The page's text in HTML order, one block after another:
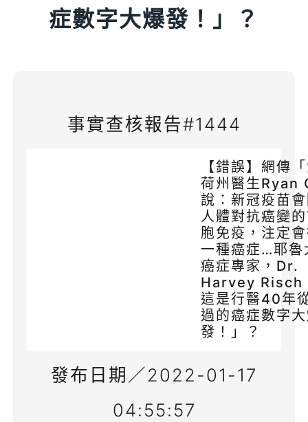
症數字大爆發！」？
事實查核報告#1444
【錯誤】網傳
荷州醫生Ryan
說：新冠疫苗
人體對抗癌變
胞免疫，注定
一種癌症…耶魯
癌症專家，Dr.
Harvey Risch
這是行醫40年
過的癌症數字
發！」？
發布日期／2022-01-17
04:55:57